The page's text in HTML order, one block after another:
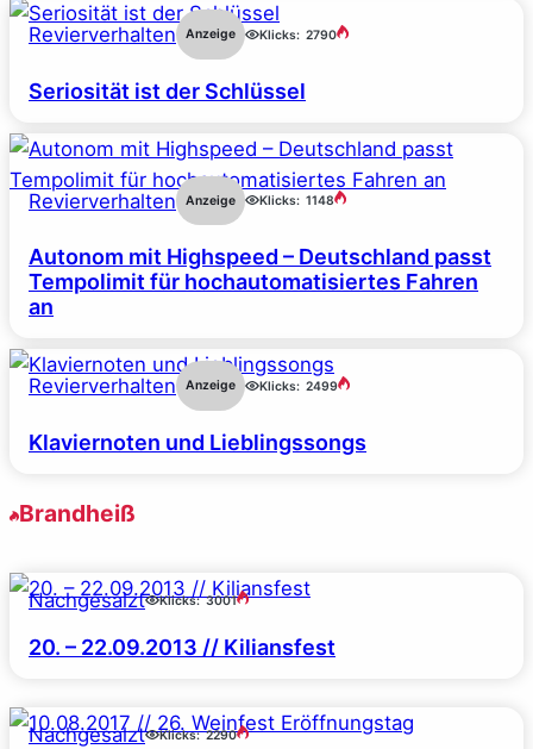
Revierverhalten Anzeige Klicks: 2790
Seriosität ist der Schlüssel
Revierverhalten Anzeige Klicks: 1148
Autonom mit Highspeed – Deutschland passt
Tempolimit für hochautomatisiertes Fahren
an
Revierverhalten Anzeige Klicks: 2499
Klaviernoten und Lieblingssongs
Brandheiß
Nachgesalzt Klicks: 3001
20. – 22.09.2013 // Kiliansfest
Nachgesalzt Klicks: 2290